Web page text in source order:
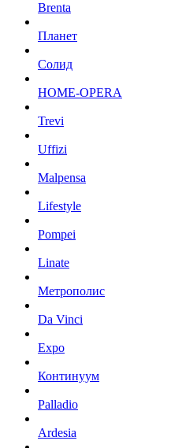
Brenta
Планет
Солид
HOME-OPERA
Trevi
Uffizi
Malpensa
Lifestyle
Pompei
Linate
Метрополис
Da Vinci
Expo
Континуум
Palladio
Ardesia